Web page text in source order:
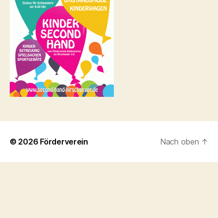
© 2026 Förderverein Nach oben ↑